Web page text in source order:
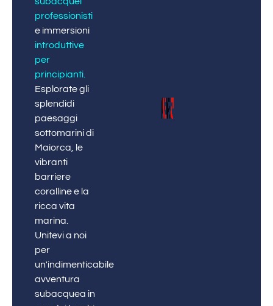
professionisti
e immersioni
introduttive
per
principianti
Esplorate gli
splendidi
paesaggi
sottomarini di
Maiorca, le
vibranti
barriere
coralline e la
ricca vita
marina.
Unitevi a noi
per
un'indimenticabile
avventura
subacquea in